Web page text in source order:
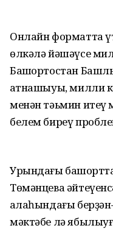
Онлайн форматта
өлкәлә йәшәүсе
Башҡортостан
ҡатнашыуы, милли
менән тәьмин итеү
белем биреү
Урындағы
Төмәнцева
ҡалаһындағы
мәктәбе лә